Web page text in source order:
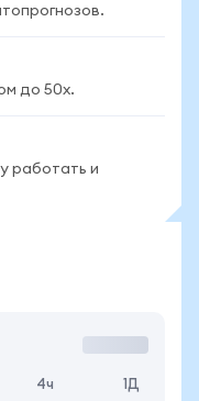
до 50x.
работать и
4ч 1Д